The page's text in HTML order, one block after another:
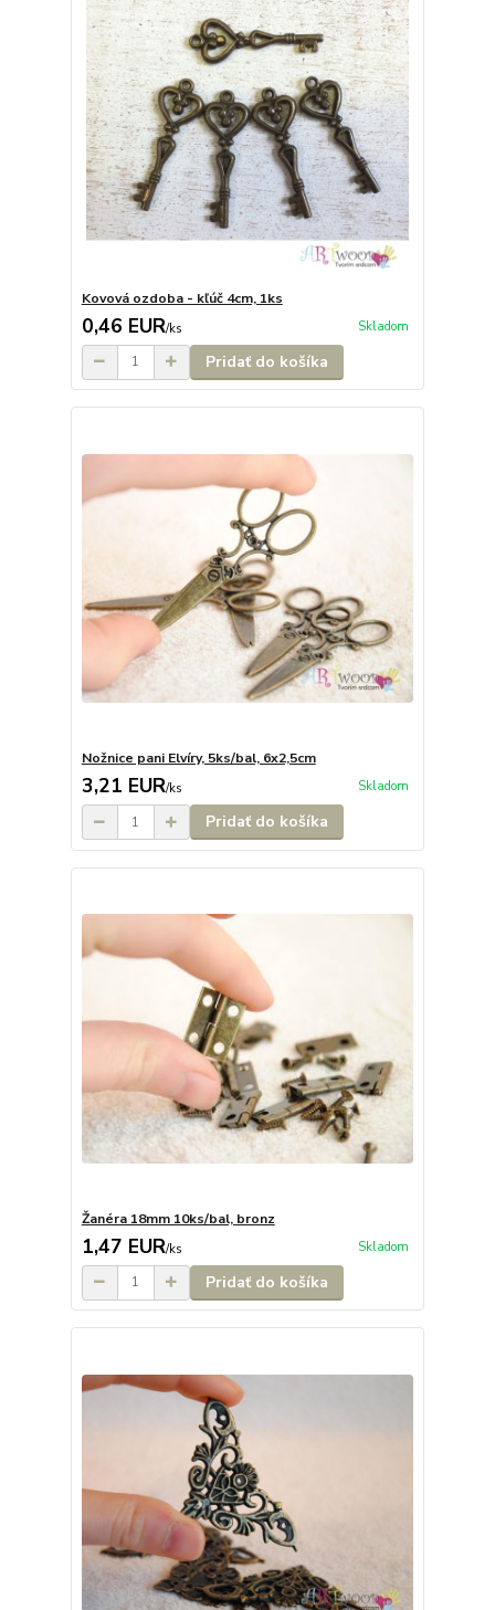
Kovová ozdoba - kľúč 4cm, 1ks
0,46 EUR/ks Skladom
Pridať do košíka
Nožnice pani Elvíry, 5ks/bal, 6x2,5cm
3,21 EUR/ks Skladom
Pridať do košíka
Žanéra 18mm 10ks/bal, bronz
1,47 EUR/ks Skladom
Pridať do košíka